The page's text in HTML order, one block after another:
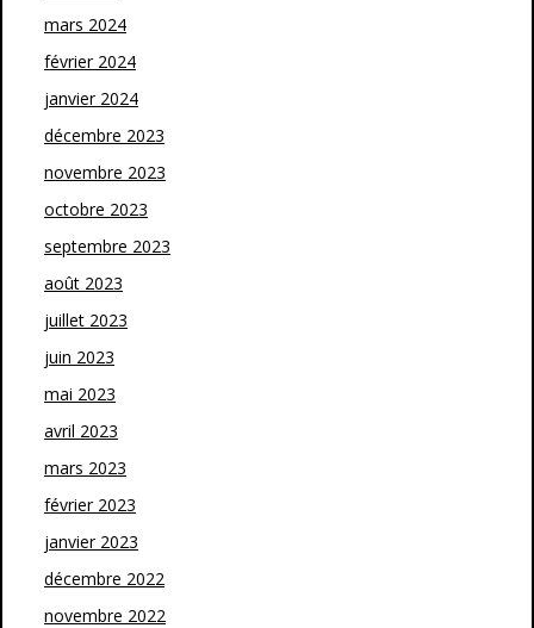
mars 2024
février 2024
janvier 2024
décembre 2023
novembre 2023
octobre 2023
septembre 2023
août 2023
juillet 2023
juin 2023
mai 2023
avril 2023
mars 2023
février 2023
janvier 2023
décembre 2022
novembre 2022